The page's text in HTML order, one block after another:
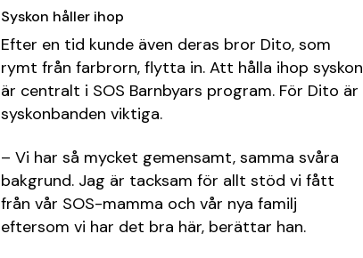
Syskon håller ihop
Efter en tid kunde även deras bror Dito, som
rymt från farbrorn, flytta in. Att hålla ihop syskon
är centralt i SOS Barnbyars program. För Dito är
syskonbanden viktiga.
– Vi har så mycket gemensamt, samma svåra
bakgrund. Jag är tacksam för allt stöd vi fått
från vår SOS-mamma och vår nya familj
eftersom vi har det bra här, berättar han.